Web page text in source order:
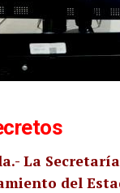
La
del